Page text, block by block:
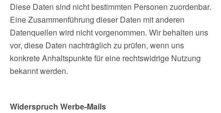
Diese Daten sind nicht bestimmten Personen zuordenbar.
Eine Zusammenführung dieser Daten mit anderen
Datenquellen wird nicht vorgenommen. Wir behalten uns
vor, diese Daten nachträglich zu prüfen, wenn uns
konkrete Anhaltspunkte für eine rechtswidrige Nutzung
bekannt werden.
Widerspruch Werbe-Mails